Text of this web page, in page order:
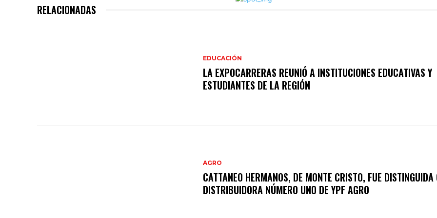
RELACIONADAS
EDUCACIÓN
LA EXPOCARRERAS REUNIÓ A INSTITUCIONES EDUCATIVAS Y
ESTUDIANTES DE LA REGIÓN
AGRO
CATTANEO HERMANOS, DE MONTE CRISTO, FUE DISTINGUIDA
DISTRIBUIDORA NÚMERO UNO DE YPF AGRO